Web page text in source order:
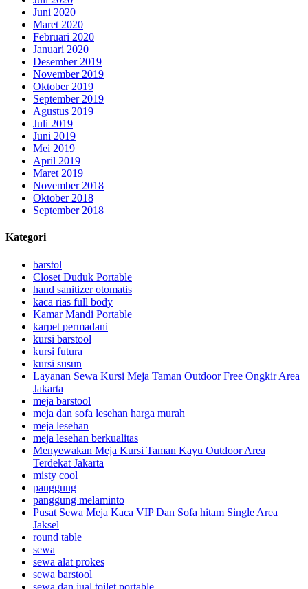
Juni 2020
Maret 2020
Februari 2020
Januari 2020
Desember 2019
November 2019
Oktober 2019
September 2019
Agustus 2019
Juli 2019
Juni 2019
Mei 2019
April 2019
Maret 2019
November 2018
Oktober 2018
September 2018
Kategori
barstol
Closet Duduk Portable
hand sanitizer otomatis
kaca rias full body
Kamar Mandi Portable
karpet permadani
kursi barstool
kursi futura
kursi susun
Layanan Sewa Kursi Meja Taman Outdoor Free Ongkir Area
Jakarta
meja barstool
meja dan sofa lesehan harga murah
meja lesehan
meja lesehan berkualitas
Menyewakan Meja Kursi Taman Kayu Outdoor Area
Terdekat Jakarta
misty cool
panggung
panggung melaminto
Pusat Sewa Meja Kaca VIP Dan Sofa hitam Single Area
Jaksel
round table
sewa
sewa alat prokes
sewa barstool
sewa dan jual toilet portable